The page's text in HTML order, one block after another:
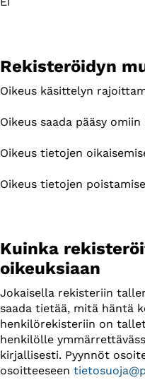
Rekisteröidyn
Oikeus käsittelyn
Oikeus saada pääsy
Oikeus tietojen
Oikeus tietojen
Kuinka
oikeuksiaan
Jokaisella rekisteriin
saada tietää, mitä häntä
henkilörekisteriin on
henkilölle
kirjallisesti. Pyynnöt
osoitteeseen